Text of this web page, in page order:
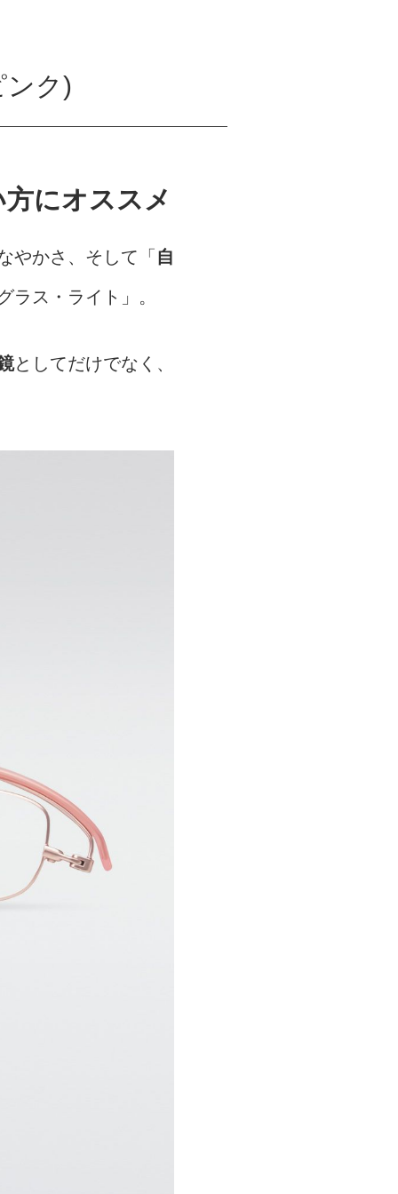
ク)
にオススメ
やかさ、そして「 自
ラス・ライト」。
としてだけでなく、